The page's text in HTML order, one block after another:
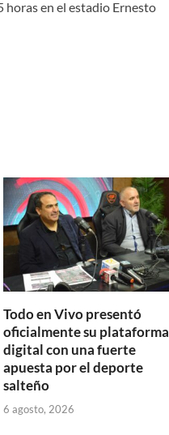
horas en el estadio Ernesto
Todo en Vivo presentó
oficialmente su plataforma
digital con una fuerte
apuesta por el deporte
salteño
6 agosto, 2026